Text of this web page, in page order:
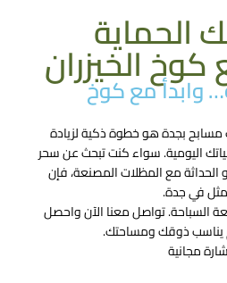
الحماية
الخيزران
وابدأ مع كوخ
مسابح بجدة هو خطوة ذكية لزيادة
اليومية. سواء كنت تبحث عن سحر
الحداثة مع المظلات المصنعة، فإن
في جدة.
السباحة. تواصل معنا الآن واحصل
يناسب ذوقك ومساحتك.
مجانية